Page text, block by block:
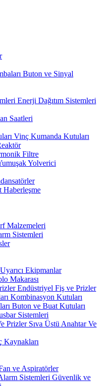
Buton ve Sinyal
Enerji Dağıtım Sistemleri
Saatleri
Vinç Kumanda Kutuları
Filtre
Yolverici
Haberleşme
Malzemeleri
Sistemleri
Ekipmanlar
Makarası
Endüstriyel Fiş ve Prizler
Kombinasyon Kutuları
Buton ve Buat Kutuları
Sistemleri
Sıva Üstü Anahtar Ve
Kaynakları
ve Aspiratörler
Güvenlik ve